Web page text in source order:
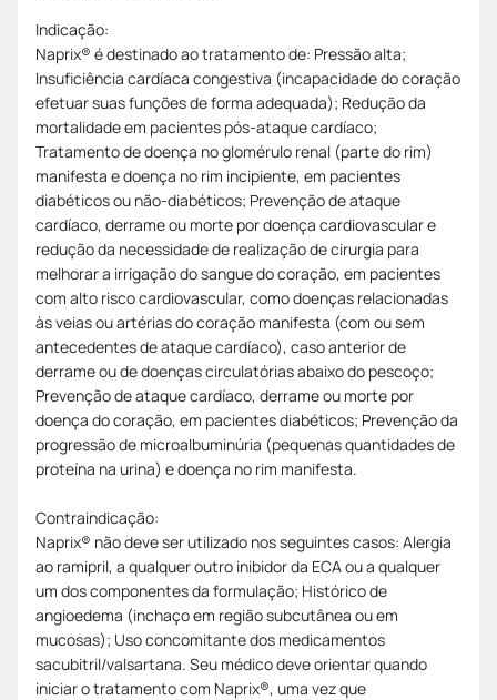
Indicação:
Naprix® é destinado ao tratamento de: Pressão alta;
Insuficiência cardíaca congestiva (incapacidade do coração
efetuar suas funções de forma adequada); Redução da
mortalidade em pacientes pós-ataque cardíaco;
Tratamento de doença no glomérulo renal (parte do rim)
manifesta e doença no rim incipiente, em pacientes
diabéticos ou não-diabéticos; Prevenção de ataque
cardíaco, derrame ou morte por doença cardiovascular e
redução da necessidade de realização de cirurgia para
melhorar a irrigação do sangue do coração, em pacientes
com alto risco cardiovascular, como doenças relacionadas
às veias ou artérias do coração manifesta (com ou sem
antecedentes de ataque cardíaco), caso anterior de
derrame ou de doenças circulatórias abaixo do pescoço;
Prevenção de ataque cardíaco, derrame ou morte por
doença do coração, em pacientes diabéticos; Prevenção da
progressão de microalbuminúria (pequenas quantidades de
proteína na urina) e doença no rim manifesta.
Contraindicação:
Naprix® não deve ser utilizado nos seguintes casos: Alergia
ao ramipril, a qualquer outro inibidor da ECA ou a qualquer
um dos componentes da formulação; Histórico de
angioedema (inchaço em região subcutânea ou em
mucosas); Uso concomitante dos medicamentos
sacubitril/valsartana. Seu médico deve orientar quando
iniciar o tratamento com Naprix®, uma vez que